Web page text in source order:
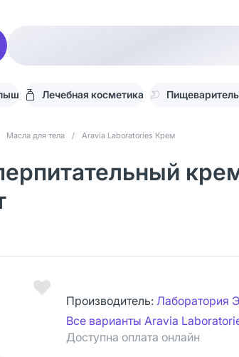
Лечебная косметика
Масла для тела / Aravia Laboratories Крем
Производитель: Лаборатория
Все варианты Aravia
Доступна оплата онлайн